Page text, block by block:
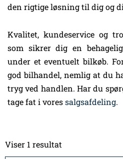
den rigtige løsning til dig og
Kvalitet, kundeservice og
som sikrer dig en
under et eventuelt bilkøb.
god bilhandel, nemlig at du
tryg ved handlen. Har du
tage fat i voressalgsafdeling.
Viser 1 resultat